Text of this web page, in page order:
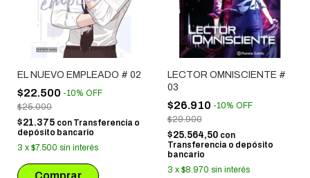
EL NUEVO EMPLEADO # 02
$22.500 -10% OFF
$25.000
$21.375 con Transferencia o
depósito bancario
3 x $7.500 sin interés
LECTOR OMNISCIENTE #
03
$26.910 -10% OFF
$29.900
$25.564,50 con
Transferencia o depósito
bancario
3 x $8.970 sin interés